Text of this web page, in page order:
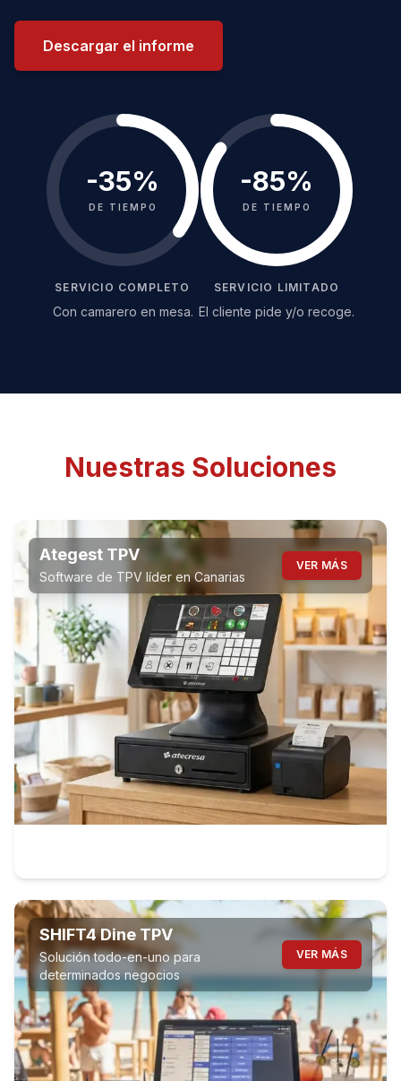
Descargar el informe
-35%
DE TIEMPO
SERVICIO COMPLETO
Con camarero en mesa.
-85%
DE TIEMPO
SERVICIO LIMITADO
El cliente pide y/o recoge.
Nuestras Soluciones
Ategest TPV
Software de TPV líder en Canarias
VER MÁS
SHIFT4 Dine TPV
Solución todo-en-uno para
determinados negocios
VER MÁS